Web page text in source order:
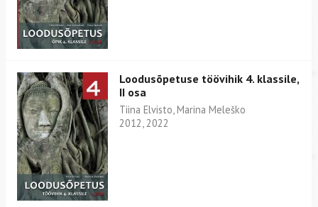
Loodusõpetuse töövihik 4. klassile,
II osa
Tiina Elvisto, Marina Meleško
2012, 2022